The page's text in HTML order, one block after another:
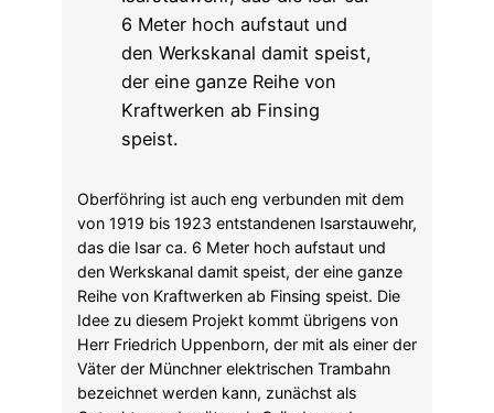
Oberföhring ist auch eng verbunden mit dem
von 1919 bis 1923 entstandenen Isarstauwehr,
das die Isar ca. 6 Meter hoch aufstaut und
den Werkskanal damit speist, der eine ganze
Reihe von Kraftwerken ab Finsing speist. Die
Idee zu diesem Projekt kommt übrigens von
Herr Friedrich Uppenborn, der mit als einer der
Väter der Münchner elektrischen Trambahn
bezeichnet werden kann, zunächst als